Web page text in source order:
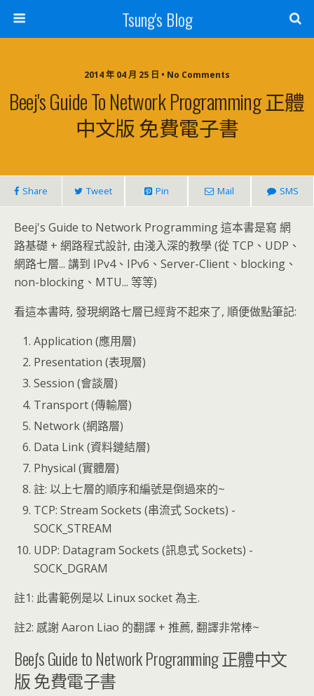
Tsung's Blog
2014 年 04 月 25 日 • No Comments
Beej's Guide To Network Programming 正體
中文版 免費電子書
Share Tweet Pin Mail SMS
Beej's Guide to Network Programming 這本書是寫 網
路基礎 + 網路程式設計, 由淺入深的教學 (從 TCP、UDP、
網路七層... 講到 IPv4、IPv6、Server-Client、blocking、
non-blocking、MTU... 等等)
看這本書時, 發現網路七層已經背不起來了, 順便做點筆記:
Application (應用層)
Presentation (表現層)
Session (會談層)
Transport (傳輸層)
Network (網路層)
Data Link (資料鏈結層)
Physical (實體層)
註: 以上七層的順序和編號是倒過來的~
TCP: Stream Sockets (串流式 Sockets) -
SOCK_STREAM
UDP: Datagram Sockets (訊息式 Sockets) -
SOCK_DGRAM
註1: 此書範例是以 Linux socket 為主.
註2: 感謝 Aaron Liao 的翻譯 + 推薦, 翻譯非常棒~
Beej's Guide to Network Programming 正體中文
版 免費電子書